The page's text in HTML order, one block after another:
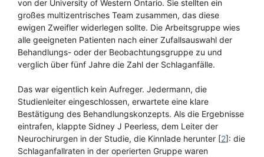
von der University of Western Ontario. Sie stellten ein
großes multizentrisches Team zusammen, das diese
ewigen Zweifler widerlegen sollte. Die Arbeitsgruppe wies
alle geeigneten Patienten nach einer Zufallsauswahl der
Behandlungs- oder der Beobachtungsgruppe zu und
verglich über fünf Jahre die Zahl der Schlaganfälle.
Das war eigentlich kein Aufreger. Jedermann, die
Studienleiter eingeschlossen, erwartete eine klare
Bestätigung des Behandlungskonzepts. Als die Ergebnisse
eintrafen, klappte Sidney J Peerless, dem Leiter der
Neurochirurgen in der Studie, die Kinnlade herunter [2]: die
Schlaganfallraten in der operierten Gruppe waren